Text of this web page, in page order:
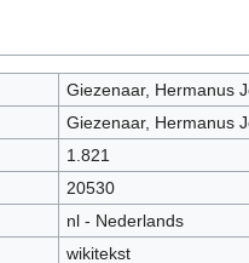
Giezenaar, Hermanus
Giezenaar, Hermanus
1.821
20530
nl - Nederlands
wikitekst